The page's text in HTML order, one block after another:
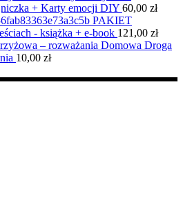
+ Karty emocji DIY 60,00 zł
PAKIET
- książka + e-book 121,00 zł
Domowa Droga
10,00 zł